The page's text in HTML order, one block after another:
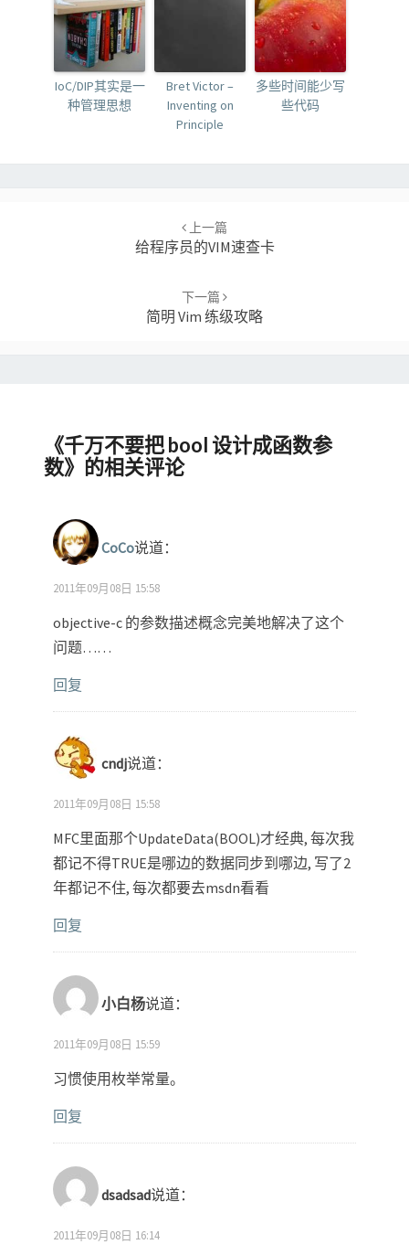
IoC/DIP其实是一
种管理思想
Bret Victor –
Inventing on
Principle
多些时间能少写
些代码
上一篇
给程序员的VIM速查卡
下一篇
简明 Vim 练级攻略
《千万不要把 bool 设计成函数参
数》的相关评论
CoCo说道：
2011年09月08日 15:58
objective-c 的参数描述概念完美地解决了这个
问题……
回复
cndj说道：
2011年09月08日 15:58
MFC里面那个UpdateData(BOOL)才经典, 每次我
都记不得TRUE是哪边的数据同步到哪边, 写了2
年都记不住, 每次都要去msdn看看
回复
小白杨说道：
2011年09月08日 15:59
习惯使用枚举常量。
回复
dsadsad说道：
2011年09月08日 16:14